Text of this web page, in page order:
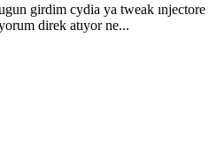
girdim cydia ya tweak
direk atıyor ne...